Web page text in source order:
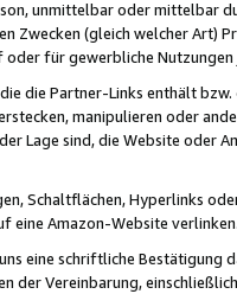
unmittelbar oder mittelbar
Zwecken (gleich welcher Art)
für gewerbliche
die Partner-Links enthält
manipulieren oder
Lage sind, die Website oder
Schaltflächen, Hyperlinks
eine Amazon-Website
eine schriftliche
der Vereinbarung,